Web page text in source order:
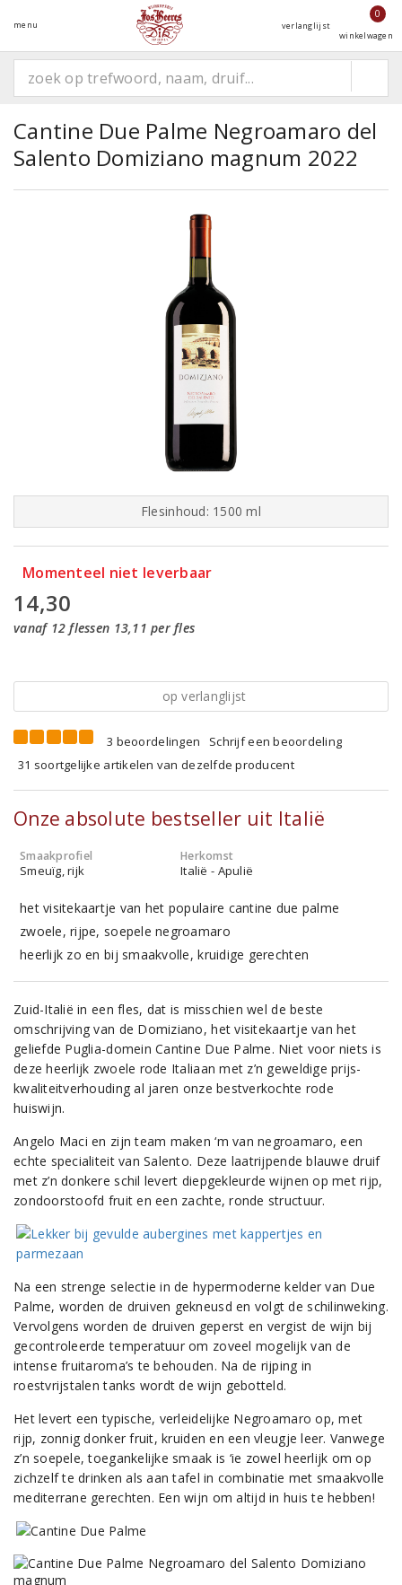
menu verlanglijst
0
winkelwagen
Cantine Due Palme Negroamaro del
Salento Domiziano magnum 2022
Flesinhoud: 1500 ml
Momenteel niet leverbaar
14,30
vanaf 12 flessen 13,11 per fles
op verlanglijst
3 beoordelingen
Schrijf een beoordeling
31 soortgelijke artikelen van dezelfde producent
Onze absolute bestseller uit Italië
Smaakprofiel
Smeuïg, rijk
Herkomst
Italië - Apulië
het visitekaartje van het populaire cantine due palme
zwoele, rijpe, soepele negroamaro
heerlijk zo en bij smaakvolle, kruidige gerechten
Zuid-Italië in een fles, dat is misschien wel de beste
omschrijving van de Domiziano, het visitekaartje van het
geliefde Puglia-domein Cantine Due Palme. Niet voor niets is
deze heerlijk zwoele rode Italiaan met z’n geweldige prijs-
kwaliteitverhouding al jaren onze bestverkochte rode
huiswijn.
Angelo Maci en zijn team maken ‘m van negroamaro, een
echte specialiteit van Salento. Deze laatrijpende blauwe druif
met z’n donkere schil levert diepgekleurde wijnen op met rijp,
zondoorstoofd fruit en een zachte, ronde structuur.
Na een strenge selectie in de hypermoderne kelder van Due
Palme, worden de druiven gekneusd en volgt de schilinweking.
Vervolgens worden de druiven geperst en vergist de wijn bij
gecontroleerde temperatuur om zoveel mogelijk van de
intense fruitaroma’s te behouden. Na de rijping in
roestvrijstalen tanks wordt de wijn gebotteld.
Het levert een typische, verleidelijke Negroamaro op, met
rijp, zonnig donker fruit, kruiden en een vleugje leer. Vanwege
z’n soepele, toegankelijke smaak is ‘ie zowel heerlijk om op
zichzelf te drinken als aan tafel in combinatie met smaakvolle
mediterrane gerechten. Een wijn om altijd in huis te hebben!